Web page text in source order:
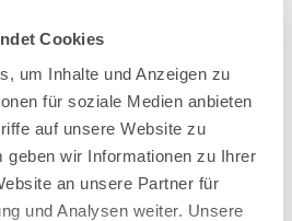
Cookies
um Inhalte und Anzeigen zu
für soziale Medien anbieten
auf unsere Website zu
geben wir Informationen zu Ihrer
an unsere Partner für
und Analysen weiter. Unsere